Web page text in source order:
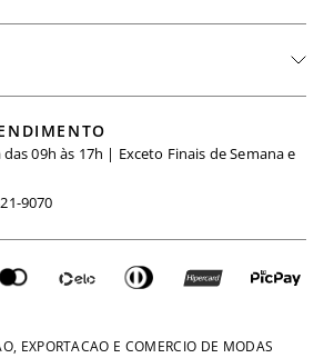
09h às 17h | Exceto Finais de Semana e
9070
EXPORTACAO E COMERCIO DE MODAS